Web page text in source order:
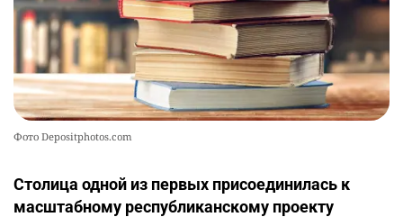
Фото Depositphotos.com
Столица одной из первых присоединилась к
масштабному республиканскому проекту